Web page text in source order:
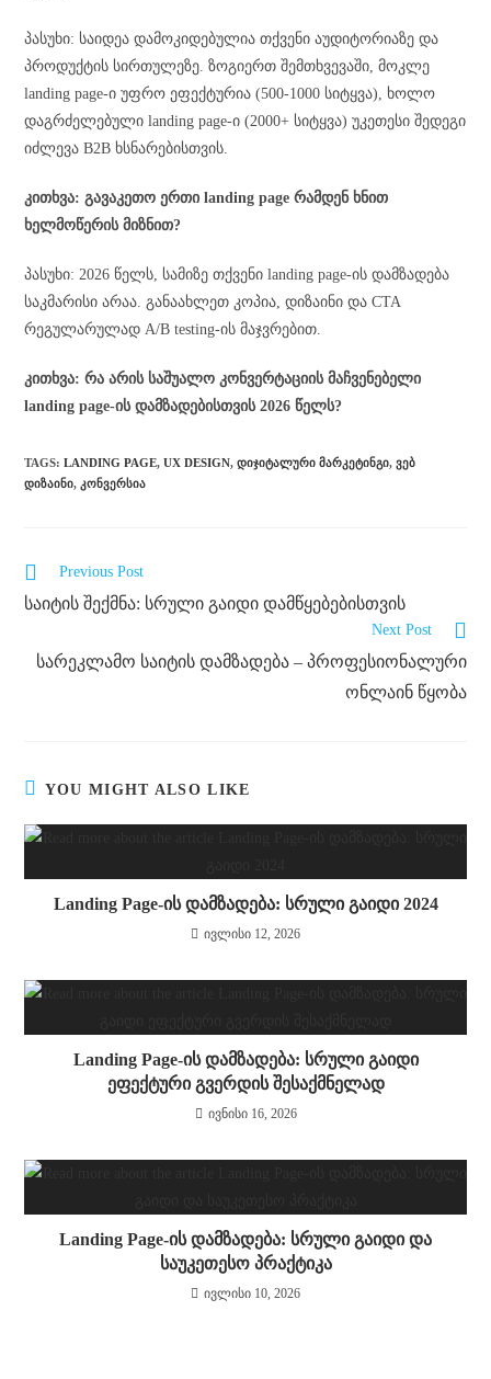
პასუხი: საიდეა დამოკიდებულია თქვენი აუდიტორიაზე და
პროდუქტის სირთულეზე. ზოგიერთ შემთხვევაში, მოკლე
landing page-ი უფრო ეფექტურია (500-1000 სიტყვა), ხოლო
დაგრძელებული landing page-ი (2000+ სიტყვა) უკეთესი შედეგი
იძლევა B2B ხსნარებისთვის.
კითხვა: გავაკეთო ერთი landing page რამდენ ხნით
ხელმოწერის მიზნით?
პასუხი: 2026 წელს, სამიზე თქვენი landing page-ის დამზადება
საკმარისი არაა. განაახლეთ კოპია, დიზაინი და CTA
რეგულარულად A/B testing-ის მაჯვრებით.
კითხვა: რა არის საშუალო კონვერტაციის მაჩვენებელი
landing page-ის დამზადებისთვის 2026 წელს?
TAGS:LANDING PAGE, UX DESIGN, ᲓᲘᲯᲘᲢᲐᲚᲣᲠᲘ ᲛᲐᲠᲙᲔᲢᲘᲜᲒᲘ, ᲕᲔᲑ
ᲓᲘᲖᲐᲘᲜᲘ, ᲙᲝᲜᲕᲔᲠᲡᲘᲐ
Previous Post
საიტის შექმნა: სრული გაიდი დამწყებებისთვის
Next Post
სარეკლამო საიტის დამზადება – პროფესიონალური
ონლაინ წყობა
YOU MIGHT ALSO LIKE
Landing Page-ის დამზადება: სრული გაიდი 2024
ივლისი 12, 2026
Landing Page-ის დამზადება: სრული გაიდი
ეფექტური გვერდის შესაქმნელად
ივნისი 16, 2026
Landing Page-ის დამზადება: სრული გაიდი და
საუკეთესო პრაქტიკა
ივლისი 10, 2026